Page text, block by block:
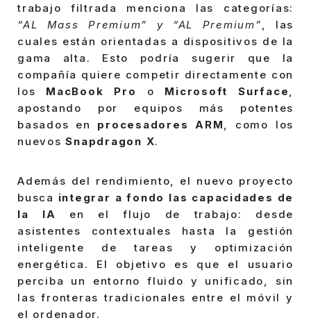
trabajo filtrada menciona las categorías:
“AL Mass Premium” y “AL Premium”, las
cuales están orientadas a dispositivos de la
gama alta. Esto podría sugerir que la
compañía quiere competir directamente con
los MacBook Pro o Microsoft Surface,
apostando por equipos más potentes
basados en procesadores ARM, como los
nuevosSnapdragon X.
Además del rendimiento, el nuevo proyecto
busca integrar a fondo las capacidades de
la IA en el flujo de trabajo: desde
asistentes contextuales hasta la gestión
inteligente de tareas y optimización
energética. El objetivo es que el usuario
perciba un entorno fluido y unificado, sin
las fronteras tradicionales entre el móvil y
el ordenador.